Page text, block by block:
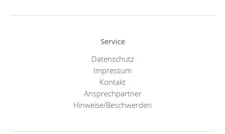
Service
Datenschutz
Impressum
Kontakt
Ansprechpartner
Hinweise/Beschwerden